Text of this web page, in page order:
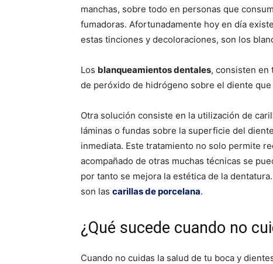
manchas, sobre todo en personas que
fumadoras. Afortunadamente hoy en día
estas tinciones y decoloraciones, son los
Los blanqueamientos dentales, consisten en
de peróxido de hidrógeno sobre el diente que
Otra solución consiste en la utilización de
láminas o fundas sobre la superficie del
inmediata. Este tratamiento no solo permite
acompañado de otras muchas técnicas se
por tanto se mejora la estética de la
son las carillas de porcelana.
¿Qué sucede cuando no
Cuando no cuidas la salud de tu boca y